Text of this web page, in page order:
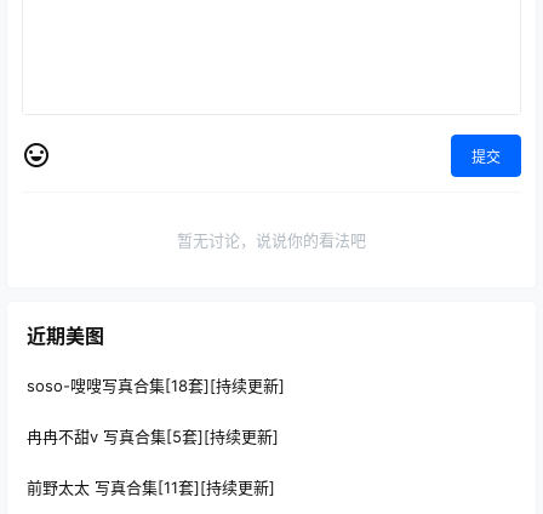
提交
暂无讨论，说说你的看法吧
近期美图
soso-嗖嗖写真合集[18套][持续更新]
冉冉不甜v 写真合集[5套][持续更新]
前野太太 写真合集[11套][持续更新]